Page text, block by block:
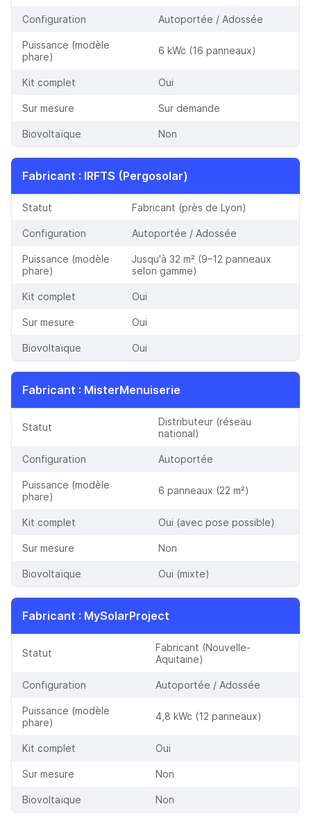
Configuration Autoportée / Adossée
Puissance (modèle
phare)
6 kWc (16 panneaux)
Kit complet Oui
Sur mesure Sur demande
Biovoltaïque Non
Fabricant : IRFTS (Pergosolar)
Statut Fabricant (près de Lyon)
Configuration Autoportée / Adossée
Puissance (modèle
phare)
Jusqu'à 32 m² (9–12 panneaux
selon gamme)
Kit complet Oui
Sur mesure Oui
Biovoltaïque Oui
Fabricant : MisterMenuiserie
Statut
Distributeur (réseau
national)
Configuration Autoportée
Puissance (modèle
phare)
6 panneaux (22 m²)
Kit complet Oui (avec pose possible)
Sur mesure Non
Biovoltaïque Oui (mixte)
Fabricant : MySolarProject
Statut
Fabricant (Nouvelle-
Aquitaine)
Configuration Autoportée / Adossée
Puissance (modèle
phare)
4,8 kWc (12 panneaux)
Kit complet Oui
Sur mesure Non
Biovoltaïque Non